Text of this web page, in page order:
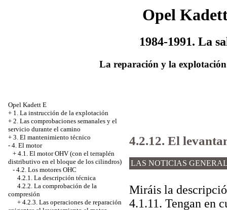
Opel
1984-1991. La
La reparación y la
Opel Kadett E
+ 1. La instrucción de la explotación
+ 2. Las comprobaciones semanales y el
servicio durante el camino
+ 3. El mantenimiento técnico
- 4. El motor
+ 4.1. El motor OHV (con el terraplén
distributivo en el bloque de los cilindros)
- 4.2. Los motores OHC
4.2.1. La descripción técnica
4.2.2. La comprobación de la
compresión
+ 4.2.3. Las operaciones de reparación
4.2.12. El
LAS NOTICIAS
Miráis la
4.1.11. Tengan en